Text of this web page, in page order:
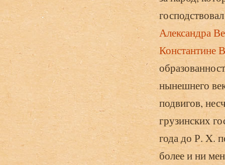
Александра
Константине
нынешнего
подвигов,
грузинских
года до Р. X.
более и ни